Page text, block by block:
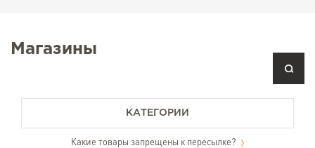
Магазины
КАТЕГОРИИ
Какие товары запрещены к пересылке?